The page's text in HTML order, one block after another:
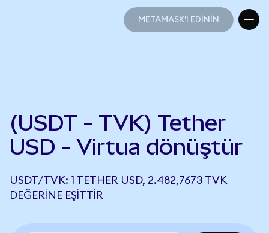
METAMASK'I EDİNİN
(USDT - TVK) Tether
USD - Virtua dönüştür
USDT/TVK: 1 TETHER USD, 2.482,7673 TVK
DEĞERINE EŞITTIR